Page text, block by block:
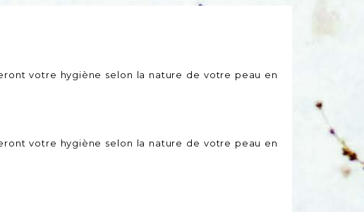
votre hygiène selon la nature de votre peau en
votre hygiène selon la nature de votre peau en